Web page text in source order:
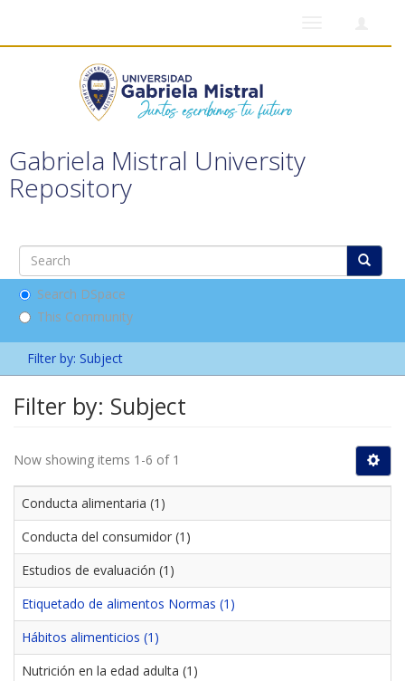
Gabriela Mistral University
Repository
Search DSpace
This Community
Filter by: Subject
Filter by: Subject
Now showing items 1-6 of 1
Conducta alimentaria (1)
Conducta del consumidor (1)
Estudios de evaluación (1)
Etiquetado de alimentos Normas (1)
Hábitos alimenticios (1)
Nutrición en la edad adulta (1)